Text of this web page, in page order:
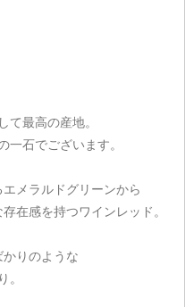
て最高の産地。
一石でございます。
メラルドグリーンから
在感を持つワインレッド。
りのような
。